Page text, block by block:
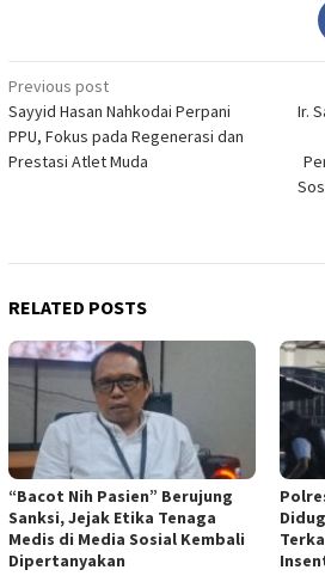
Post
navigation
Previous post
Sayyid Hasan Nahkodai Perpani
PPU, Fokus pada Regenerasi dan
Prestasi Atlet Muda
Ir.
RELATED POSTS
“Bacot Nih Pasien” Berujung
Sanksi, Jejak Etika Tenaga
Medis di Media Sosial Kembali
Dipertanyakan